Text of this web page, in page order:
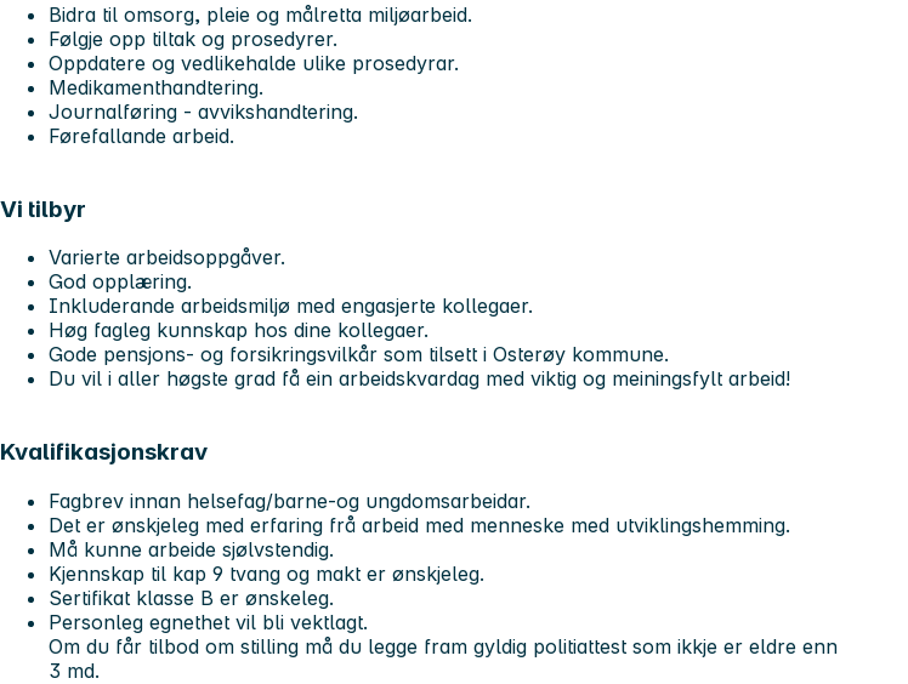
Bidra til omsorg, pleie og målretta miljøarbeid.
Følgje opp tiltak og prosedyrer.
Oppdatere og vedlikehalde ulike prosedyrar.
Medikamenthandtering.
Journalføring - avvikshandtering.
Førefallande arbeid.
Vi tilbyr
Varierte arbeidsoppgåver.
God opplæring.
Inkluderande arbeidsmiljø med engasjerte kollegaer.
Høg fagleg kunnskap hos dine kollegaer.
Gode pensjons- og forsikringsvilkår som tilsett i Osterøy kommune.
Du vil i aller høgste grad få ein arbeidskvardag med viktig og meiningsfylt arbeid!
Kvalifikasjonskrav
Fagbrev innan helsefag/barne-og ungdomsarbeidar.
Det er ønskjeleg med erfaring frå arbeid med menneske med utviklingshemming.
Må kunne arbeide sjølvstendig.
Kjennskap til kap 9 tvang og makt er ønskjeleg.
Sertifikat klasse B er ønskeleg.
Personleg egnethet vil bli vektlagt.
Om du får tilbod om stilling må du legge fram gyldig politiattest som ikkje er eldre enn
3 md.